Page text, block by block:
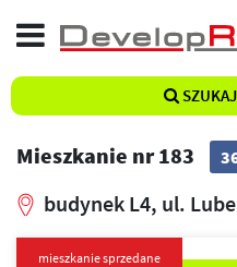
Mieszkanie nr 183
budynek L4, ul.
mieszkanie sprzedane